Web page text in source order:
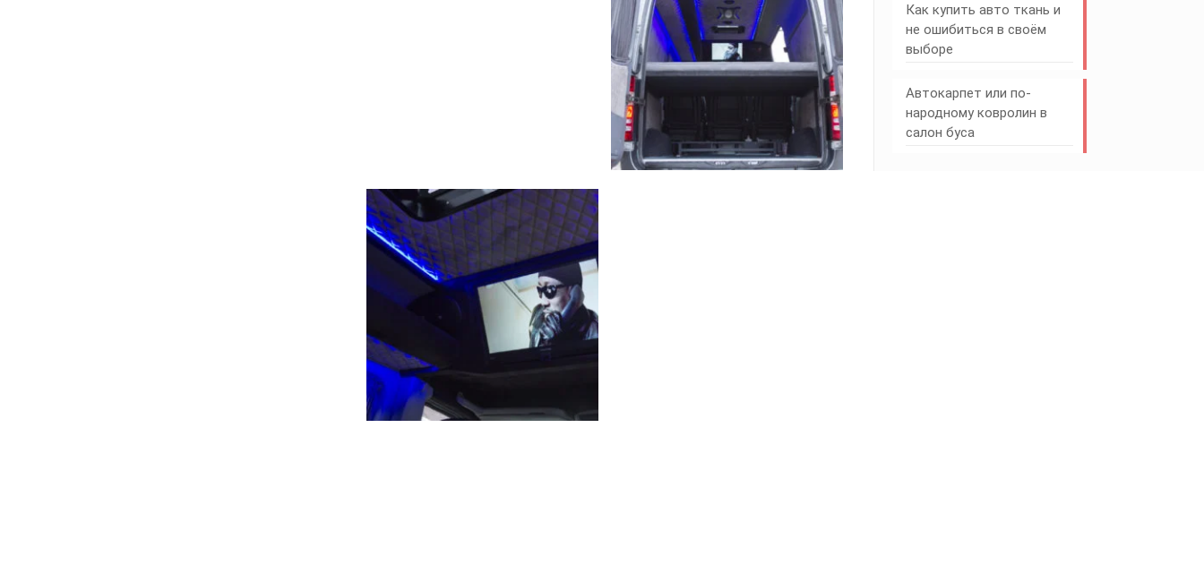
Как купить авто ткань и
не ошибиться в своём
выборе
Автокарпет или по-
народному ковролин в
салон буса